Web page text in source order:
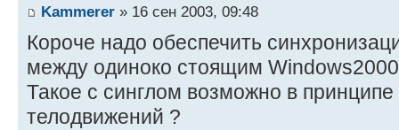
Kammerer » 16 сен 2003, 09:48
Короче надо обеспечить
между одиноко стоящим
Такое с синглом возможно в
телодвижений ?